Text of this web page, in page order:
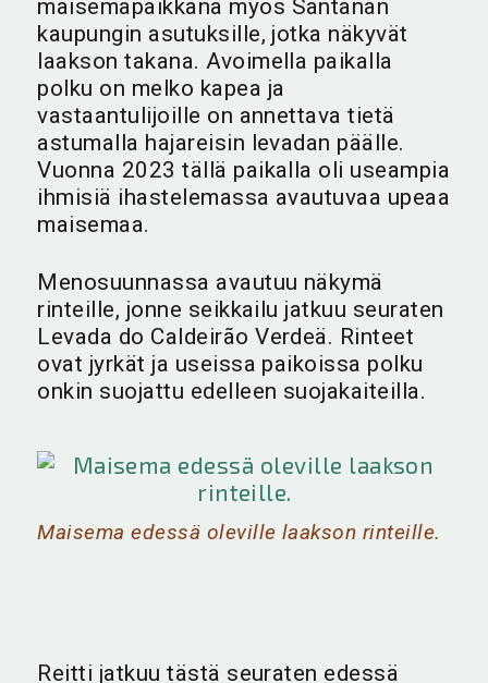
maisemapaikkana myös Santanan
kaupungin asutuksille, jotka näkyvät
laakson takana. Avoimella paikalla
polku on melko kapea ja
vastaantulijoille on annettava tietä
astumalla hajareisin levadan päälle.
Vuonna 2023 tällä paikalla oli useampia
ihmisiä ihastelemassa avautuvaa upeaa
maisemaa.
Menosuunnassa avautuu näkymä
rinteille, jonne seikkailu jatkuu seuraten
Levada do Caldeirão Verdeä. Rinteet
ovat jyrkät ja useissa paikoissa polku
onkin suojattu edelleen suojakaiteilla.
Maisema edessä oleville laakson rinteille.
Reitti jatkuu tästä seuraten edessä